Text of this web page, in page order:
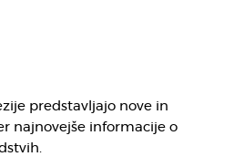
predstavljajo nove in
najnovejše informacije o